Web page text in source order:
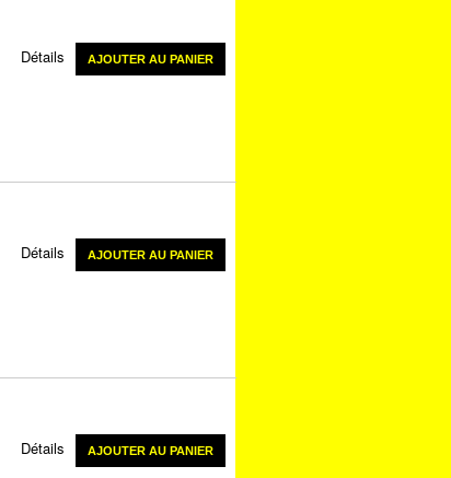
Détails AJOUTER AU PANIER
Détails AJOUTER AU PANIER
Détails AJOUTER AU PANIER